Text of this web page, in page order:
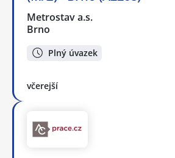
Metrostav a.s.
Brno
Plný úvazek
včerejší